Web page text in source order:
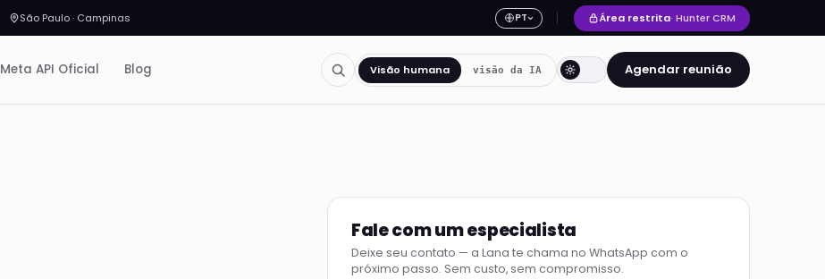
São Paulo · Campinas PT Área restrita· Hunter CRM
Meta API Oficial Blog Visão humana visão da IA Agendar reunião
Fale com um especialista
Deixe seu contato — a Lana te chama no WhatsApp com o
próximo passo. Sem custo, sem compromisso.